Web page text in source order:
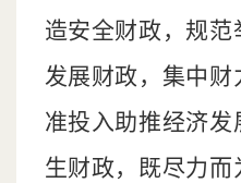
造安全财政，规
发展财政，集中
准投入助推经济
生财政，既尽力